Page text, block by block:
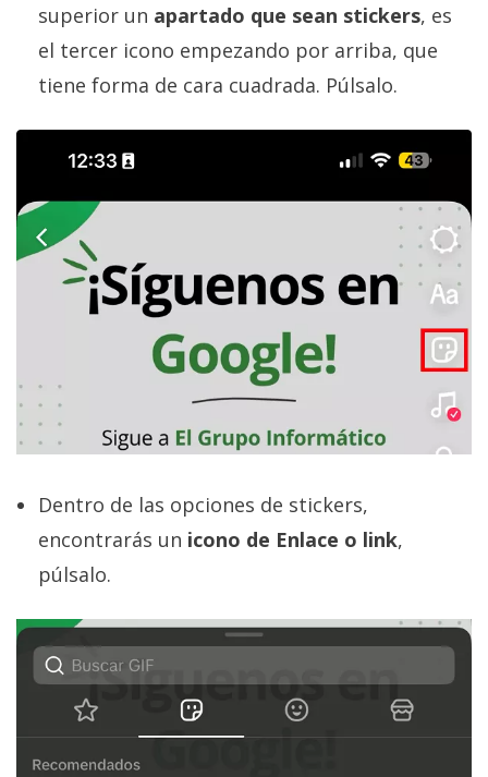
superior un apartado que sean stickers, es
el tercer icono empezando por arriba, que
tiene forma de cara cuadrada. Púlsalo.
Dentro de las opciones de stickers,
encontrarás un icono de Enlace o link,
púlsalo.